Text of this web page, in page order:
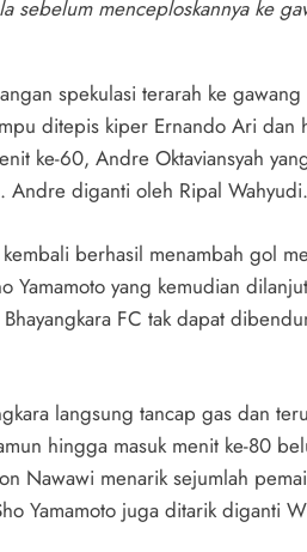
sebelum menceploskannya ke
spekulasi terarah ke gawang
ditepis kiper Ernando Ari dan
ke-60, Andre Oktaviansyah
Andre diganti oleh Ripal Wahyudi.
berhasil menambah gol
Yamamoto yang kemudian
FC tak dapat
langsung tancap gas dan
hingga masuk menit ke-80
Nawawi menarik sejumlah
Yamamoto juga ditarik diganti